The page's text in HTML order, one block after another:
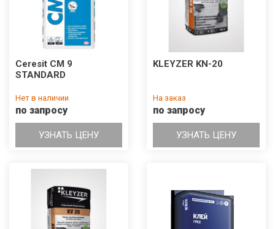
Ceresit CM 9
STANDARD
Нет в наличии
по запросу
УЗНАТЬ ЦЕНУ
KLEYZER KN-20
На заказ
по запросу
УЗНАТЬ ЦЕНУ